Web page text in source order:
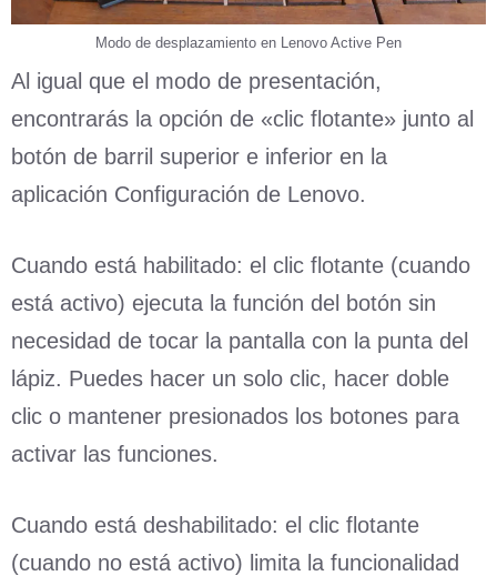
Modo de desplazamiento en Lenovo Active Pen
Al igual que el modo de presentación,
encontrarás la opción de «clic flotante» junto al
botón de barril superior e inferior en la
aplicación Configuración de Lenovo.
Cuando está habilitado: el clic flotante (cuando
está activo) ejecuta la función del botón sin
necesidad de tocar la pantalla con la punta del
lápiz. Puedes hacer un solo clic, hacer doble
clic o mantener presionados los botones para
activar las funciones.
Cuando está deshabilitado: el clic flotante
(cuando no está activo) limita la funcionalidad